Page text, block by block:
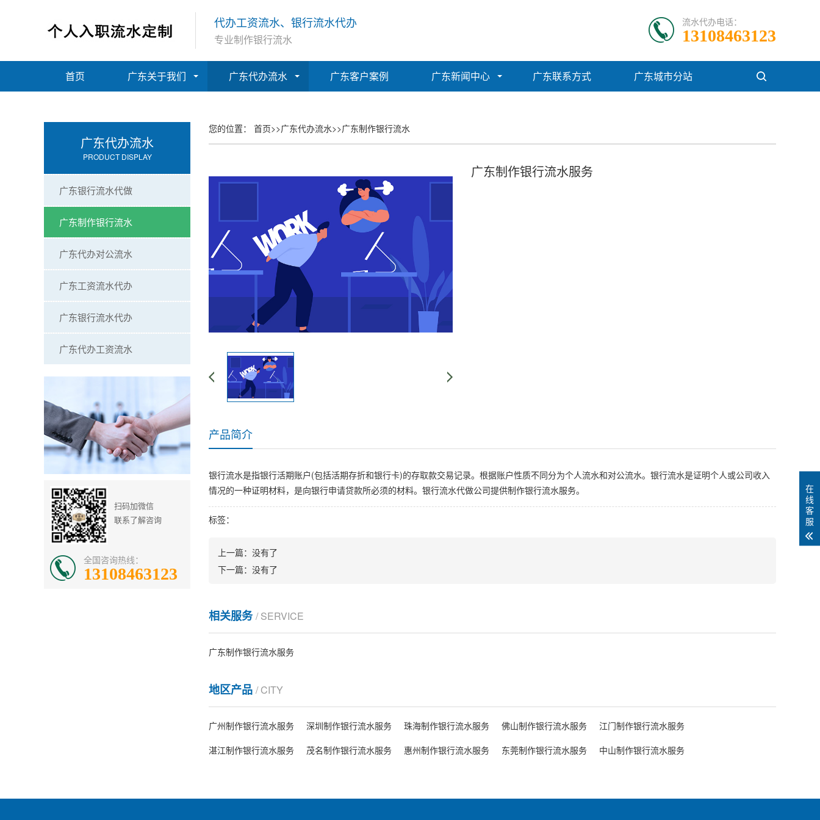
代办工资流水、银行流水代办
专业制作银行流水
流水代办电话：
13108463123
首页 广东关于我们 广东代办流水 广东客户案例 广东新闻中心 广东联系方式 广东城市分站
广东代办流水
PRODUCT DISPLAY
广东银行流水代做
广东制作银行流水
广东代办对公流水
广东工资流水代办
广东银行流水代办
广东代办工资流水
扫码加微信
联系了解咨询
全国咨询热线：
13108463123
您的位置： 首页>>广东代办流水>>广东制作银行流水
广东制作银行流水服务
产品简介
银行流水是指银行活期账户(包括活期存折和银行卡)的存取款交易记录。根据账户性质不同分为个人流水和对公流水。银行流水是证明个人或公司收入
情况的一种证明材料，是向银行申请贷款所必须的材料。银行流水代做公司提供制作银行流水服务。
标签：
上一篇： 没有了
下一篇： 没有了
相关服务/ SERVICE
广东制作银行流水服务
地区产品 / CITY
广州制作银行流水服务 深圳制作银行流水服务 珠海制作银行流水服务 佛山制作银行流水服务
江门制作银行流水服务
湛江制作银行流水服务
茂名制作银行流水服务 惠州制作银行流水服务 东莞制作银行流水服务 中山制作银行流水服务
在
线
客
服